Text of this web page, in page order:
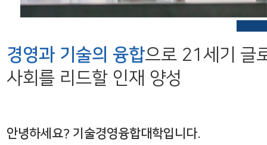
경영과 기술의 융합으로 21세기 글
사회를 리드할 인재 양성
안녕하세요? 기술경영융합대학입니다.